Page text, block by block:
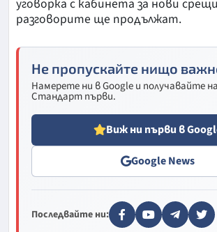
уговорка с кабинета за нови
разговорите ще продължат.
Не пропускайте нищо
Намерете ни в Google и получавайте
Стандарт първи.
Виж ни първи в
Google News
Последвайте ни: